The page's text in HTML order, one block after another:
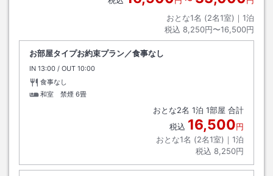
おとな1名 (2名1室)｜ 1泊
税込 8,250円〜16,500円
お部屋タイプお約束プラン／食事なし
IN チェックイン
13:00 / OUT チェックアウト
10:00
食事なし
和室 禁煙 6畳
おとな2名 1泊 1部屋 合計
税込 16,500円
おとな1名 (2名1室)｜ 1泊
税込 8,250円